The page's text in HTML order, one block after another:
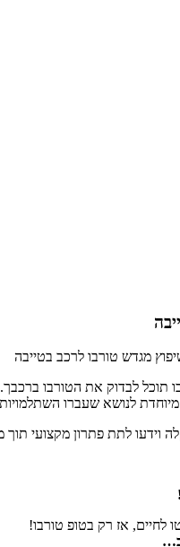
מגדש טורבו לרכב בטייבה
תוכל לבדוק את הטורבו ברכבך.
לנושא שעברו השתלמויות
וידעו לתת פתרון מקצועי תוך
לחיים, אז רק בטופ טורבו!